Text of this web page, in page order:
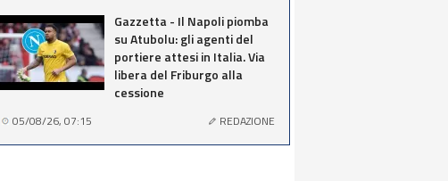
Gazzetta - Il Napoli piomba
su Atubolu: gli agenti del
portiere attesi in Italia. Via
libera del Friburgo alla
cessione
05/08/26, 07:15 REDAZIONE